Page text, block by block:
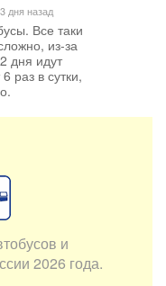
3 дня назад
Все таки
из-за
дня идут
раз в сутки,
и
2026 года.